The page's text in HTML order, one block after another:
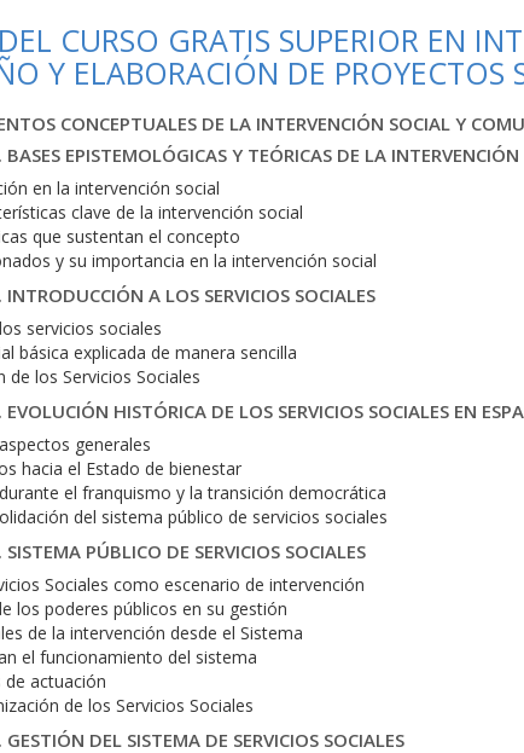
CURSO GRATIS SUPERIOR EN
Y ELABORACIÓN DE PROYECTOS
CONCEPTUALES DE LA INTERVENCIÓN SOCIAL Y
EPISTEMOLÓGICAS Y TEÓRICAS DE LA INTERVENCIÓN
en la intervención social
clave de la intervención social
que sustentan el concepto
y su importancia en la intervención social
A LOS SERVICIOS SOCIALES
servicios sociales
básica explicada de manera sencilla
de los Servicios Sociales
HISTÓRICA DE LOS SERVICIOS SOCIALES EN
generales
hacia el Estado de bienestar
el franquismo y la transición democrática
del sistema público de servicios sociales
PÚBLICO DE SERVICIOS SOCIALES
Sociales como escenario de intervención
los poderes públicos en su gestión
de la intervención desde el Sistema
el funcionamiento del sistema
de actuación
de los Servicios Sociales
DEL SISTEMA DE SERVICIOS SOCIALES